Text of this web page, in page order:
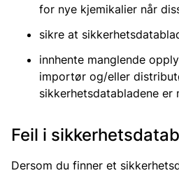
for nye kjemikalier når
sikre at
innhente manglende
importør og/eller
sikkerhetsdatabladene er
Feil i
Dersom du finner et